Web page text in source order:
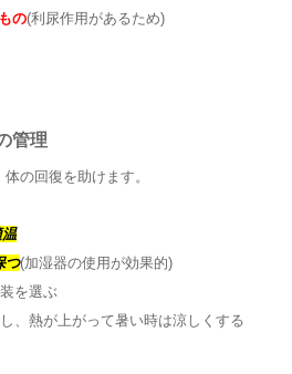
の(利尿作用があるため)
管理
の回復を助けます。
つ(加湿器の使用が効果的)
を選ぶ
、熱が上がって暑い時は涼しくする